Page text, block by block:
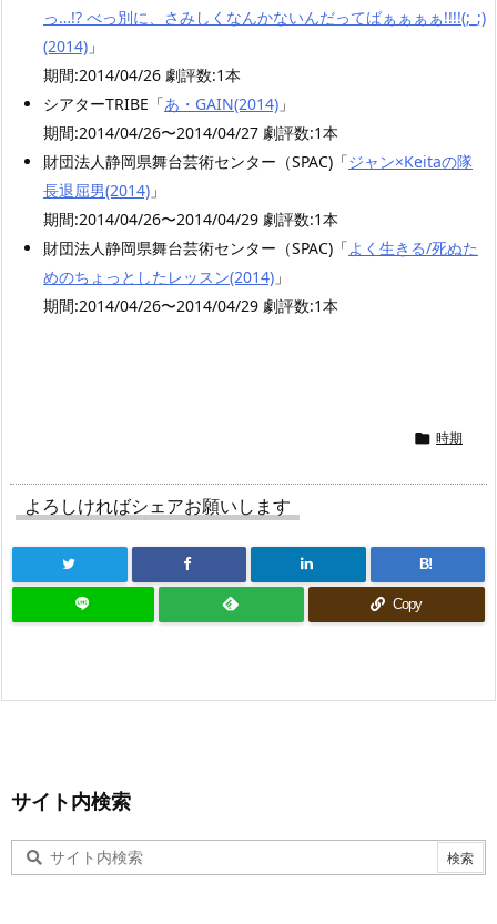
っ…!? べっ別に、さみしくなんかないんだってばぁぁぁぁ!!!!(;_;)
(2014) 」
期間:2014/04/26 劇評数:1本
シアターTRIBE「あ・GAIN(2014) 」
期間:2014/04/26〜2014/04/27 劇評数:1本
財団法人静岡県舞台芸術センター（SPAC)「ジャン×Keitaの隊
長退屈男(2014) 」
期間:2014/04/26〜2014/04/29 劇評数:1本
財団法人静岡県舞台芸術センター（SPAC)「よく生きる/死ぬた
めのちょっとしたレッスン(2014) 」
期間:2014/04/26〜2014/04/29 劇評数:1本
 時期
よろしければシェアお願いします
B!
Copy
サイト内検索